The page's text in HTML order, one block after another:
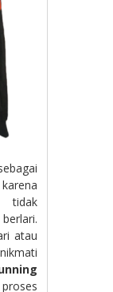
tidak
atau